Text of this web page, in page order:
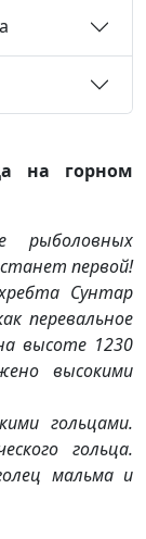
на горном
первой!
Сунтар
перевальное
высоте 1230
высокими
гольцами.
гольца.
мальма и